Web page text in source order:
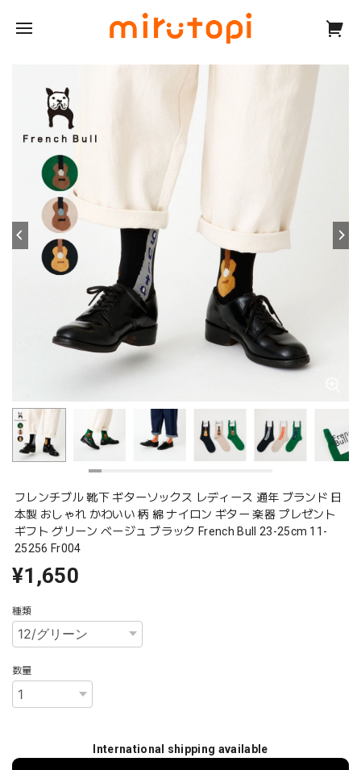
フレンチブル 靴下 ギターソックス レディース 通年 ブランド 日
本製 おしゃれ かわいい 柄 綿 ナイロン ギター 楽器 プレゼント
ギフト グリーン ベージュ ブラック French Bull 23-25cm 11-
25256 Fr004
¥1,650
種類
数量
International shipping available